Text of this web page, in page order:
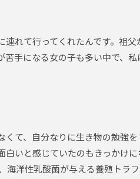
れて行ってくれたんです。祖父
手になる女の子も多い中で、
て、自分なりに生き物の勉強を
いと感じていたのもきっかけに
海洋性乳酸菌が与える養殖トラ